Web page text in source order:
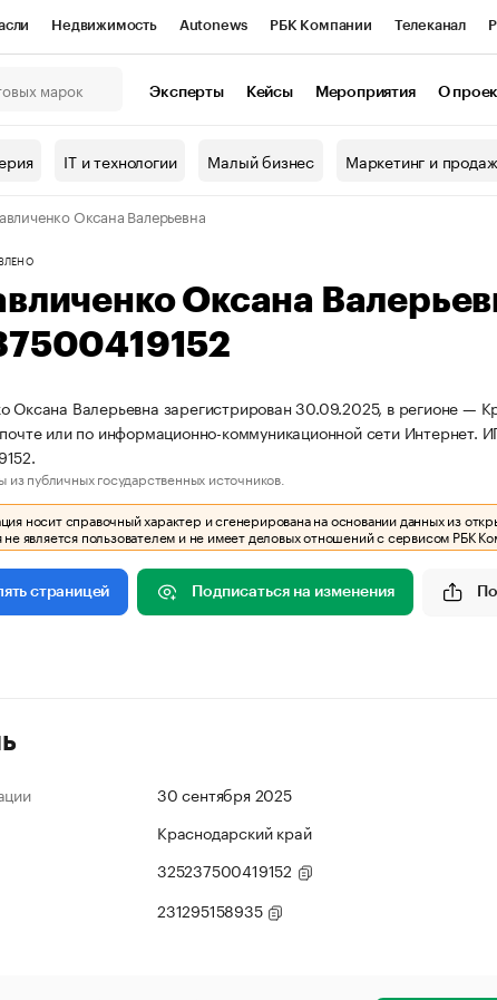
Недвижимость Autonews РБК Компании Телеканал
Проверка контрагентов
Эксперты Кейсы Мероприятия О
IT и технологии Малый бизнес Маркетинг и
Оксана Валерьевна
Оксана
Оксана Валерьевна зарегистрирован 30.09.2025, в регионе —
или по информационно-коммуникационной сети
из публичных государственных источников.
носит справочный характер и сгенерирована на основании данных из
не является пользователем и не имеет деловых отношений с сервисом РБК
страницей Подписаться на изменения
30 сентября 2025
Краснодарский край
325237500419152
231295158935